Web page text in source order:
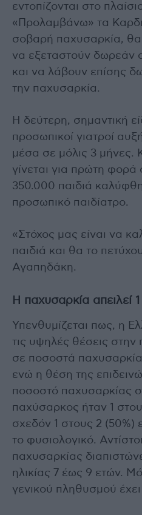
εντοπίζονται στο
«Προλαμβάνω» τα
σοβαρή παχυσαρκία, θα
να εξεταστούν δωρεάν
και να λάβουν επίσης
την παχυσαρκία.
Η δεύτερη, σημαντική
προσωπικοί γιατροί
μέσα σε μόλις 3 μήνες.
γίνεται για πρώτη
350.000 παιδιά
προσωπικό παιδίατρο.
«Στόχος μας είναι να
παιδιά και θα το
Αγαπηδάκη.
Η παχυσαρκία απειλεί
Υπενθυμίζεται πως, η
τις υψηλές θέσεις
σε ποσοστά
ενώ η θέση της
ποσοστό παχυσαρκίας
παχύσαρκος ήταν 1
σχεδόν 1 στους 2 (50%)
το φυσιολογικό.
παχυσαρκίας
ηλικίας 7 έως 9 ετών.
γενικού πληθυσμού